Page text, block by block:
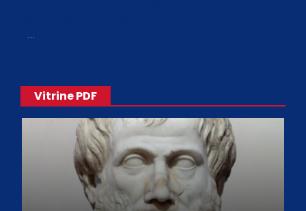
…
Vitrine PDF